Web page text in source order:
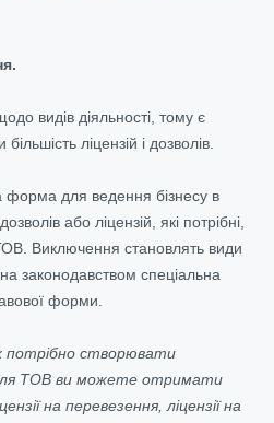
видів діяльності, тому є
ліцензій і дозволів.
форма для ведення бізнесу в
або ліцензій, які потрібні,
Виключення становлять види
законодавством спеціальна
форми.
потрібно створювати
ТОВ ви можете отримати
на перевезення, ліцензії на